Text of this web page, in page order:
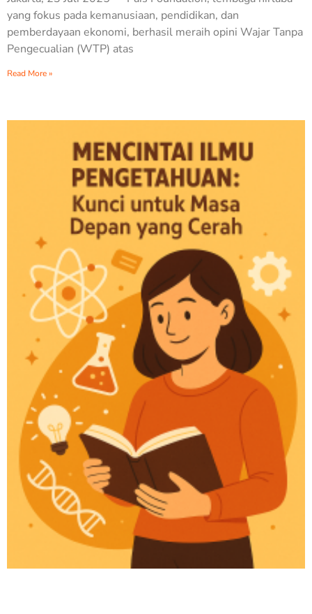
yang fokus pada kemanusiaan, pendidikan, dan
pemberdayaan ekonomi, berhasil meraih opini Wajar Tanpa
Pengecualian (WTP) atas
Read More »